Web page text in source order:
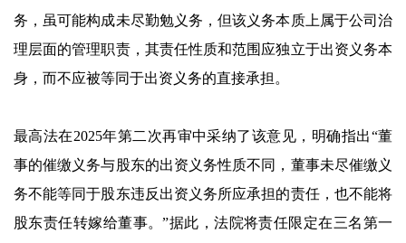
务，虽可能构成未尽勤勉义务，但该义务本质上属于公司治
理层面的管理职责，其责任性质和范围应独立于出资义务本
身，而不应被等同于出资义务的直接承担。
最高法在2025年第二次再审中采纳了该意见，明确指出“董
事的催缴义务与股东的出资义务性质不同，董事未尽催缴义
务不能等同于股东违反出资义务所应承担的责任，也不能将
股东责任转嫁给董事。”据此，法院将责任限定在三名第一